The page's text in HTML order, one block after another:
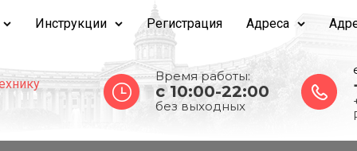
Инструкции Регистрация Адреса
Время работы:
c 10:00-22:00
без выходных